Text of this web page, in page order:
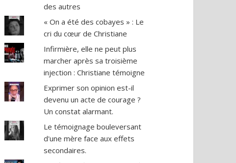
des autres
« On a été des cobayes » : Le
cri du cœur de Christiane
Infirmière, elle ne peut plus
marcher après sa troisième
injection : Christiane témoigne
Exprimer son opinion est-il
devenu un acte de courage ?
Un constat alarmant.
Le témoignage bouleversant
d'une mère face aux effets
secondaires.